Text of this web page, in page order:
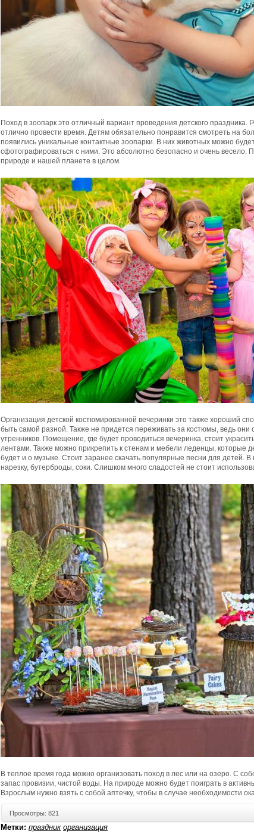
Поход в зоопарк это отличный вариант проведения детского праздника.
отлично провести время. Детям обязательно понравится смотреть на
появились уникальные контактные зоопарки. В них животных можно
сфотографироваться с ними. Это абсолютно безопасно и очень весело.
природе и нашей планете в целом.
Организация детской костюмированной вечеринки это также хороший
быть самой разной. Также не придется переживать за костюмы, ведь они
утренников. Помещение, где будет проводиться вечеринка, стоит
лентами. Также можно прикрепить к стенам и мебели леденцы, которые
будет и о музыке. Стоит заранее скачать популярные песни для детей. В
нарезку, бутерброды, соки. Слишком много сладостей не стоит
В теплое время года можно организовать поход в лес или на озеро. С
запас провизии, чистой воды. На природе можно будет поиграть в
Взрослым нужно взять с собой аптечку, чтобы в случае необходимости
Просмотры: 821
Метки: праздник организация